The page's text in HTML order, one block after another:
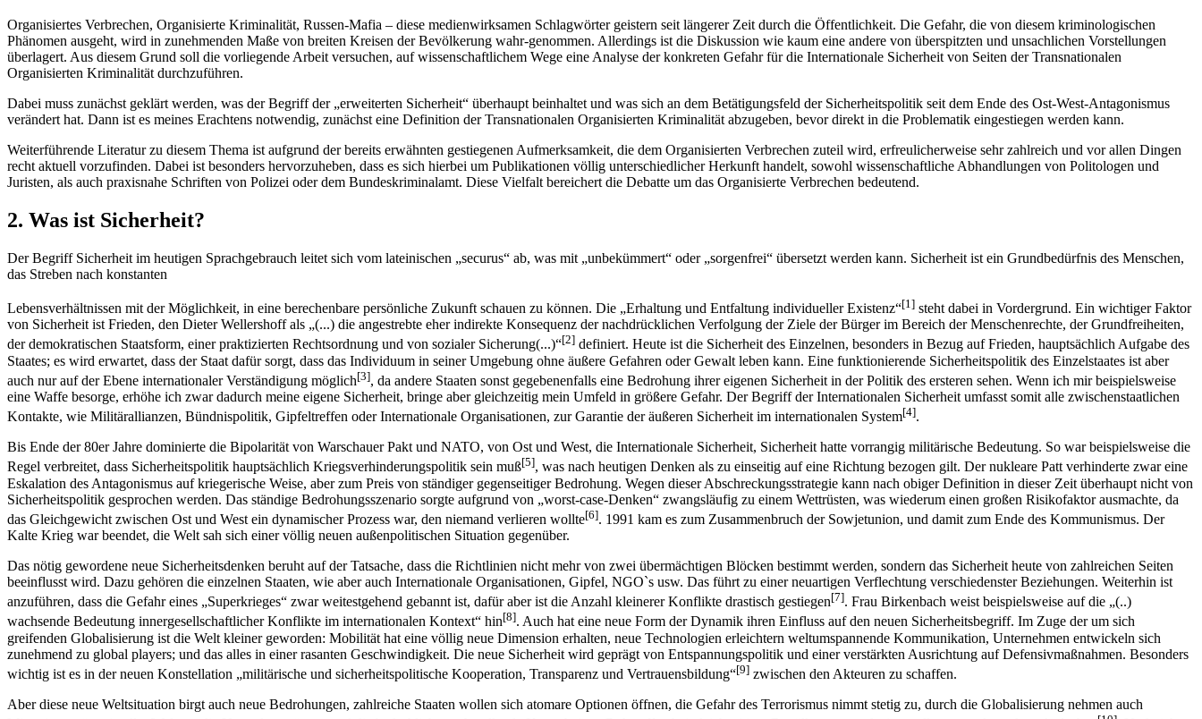
Organisiertes Verbrechen, Organisierte Kriminalität, Russen-Mafia – diese medienwirksamen Schlagwörter geistern seit längerer Zeit durch die Öffentlichkeit. Die Gefahr, die von diesem kriminologischen
Phänomen ausgeht, wird in zunehmenden Maße von breiten Kreisen der Bevölkerung wahr-genommen. Allerdings ist die Diskussion wie kaum eine andere von überspitzten und unsachlichen Vorstellungen
überlagert. Aus diesem Grund soll die vorliegende Arbeit versuchen, auf wissenschaftlichem Wege eine Analyse der konkreten Gefahr für die Internationale Sicherheit von Seiten der Transnationalen
Organisierten Kriminalität durchzuführen.
Dabei muss zunächst geklärt werden, was der Begriff der „erweiterten Sicherheit“ überhaupt beinhaltet und was sich an dem Betätigungsfeld der Sicherheitspolitik seit dem Ende des Ost-West-Antagonismus
verändert hat. Dann ist es meines Erachtens notwendig, zunächst eine Definition der Transnationalen Organisierten Kriminalität abzugeben, bevor direkt in die Problematik eingestiegen werden kann.
Weiterführende Literatur zu diesem Thema ist aufgrund der bereits erwähnten gestiegenen Aufmerksamkeit, die dem Organisierten Verbrechen zuteil wird, erfreulicherweise sehr zahlreich und vor allen Dingen
recht aktuell vorzufinden. Dabei ist besonders hervorzuheben, dass es sich hierbei um Publikationen völlig unterschiedlicher Herkunft handelt, sowohl wissenschaftliche Abhandlungen von Politologen und
Juristen, als auch praxisnahe Schriften von Polizei oder dem Bundeskriminalamt. Diese Vielfalt bereichert die Debatte um das Organisierte Verbrechen bedeutend.
2. Was ist Sicherheit?
Der Begriff Sicherheit im heutigen Sprachgebrauch leitet sich vom lateinischen „securus“ ab, was mit „unbekümmert“ oder „sorgenfrei“ übersetzt werden kann. Sicherheit ist ein Grundbedürfnis des Menschen,
das Streben nach konstanten
Lebensverhältnissen mit der Möglichkeit, in eine berechenbare persönliche Zukunft schauen zu können. Die „Erhaltung und Entfaltung individueller Existenz“[1] steht dabei in Vordergrund. Ein wichtiger Faktor
von Sicherheit ist Frieden, den Dieter Wellershoff als „(...) die angestrebte eher indirekte Konsequenz der nachdrücklichen Verfolgung der Ziele der Bürger im Bereich der Menschenrechte, der Grundfreiheiten,
der demokratischen Staatsform, einer praktizierten Rechtsordnung und von sozialer Sicherung(...)“[2] definiert. Heute ist die Sicherheit des Einzelnen, besonders in Bezug auf Frieden, hauptsächlich Aufgabe des
Staates; es wird erwartet, dass der Staat dafür sorgt, dass das Individuum in seiner Umgebung ohne äußere Gefahren oder Gewalt leben kann. Eine funktionierende Sicherheitspolitik des Einzelstaates ist aber
auch nur auf der Ebene internationaler Verständigung möglich[3], da andere Staaten sonst gegebenenfalls eine Bedrohung ihrer eigenen Sicherheit in der Politik des ersteren sehen. Wenn ich mir beispielsweise
eine Waffe besorge, erhöhe ich zwar dadurch meine eigene Sicherheit, bringe aber gleichzeitig mein Umfeld in größere Gefahr. Der Begriff der Internationalen Sicherheit umfasst somit alle zwischenstaatlichen
Kontakte, wie Militärallianzen, Bündnispolitik, Gipfeltreffen oder Internationale Organisationen, zur Garantie der äußeren Sicherheit im internationalen System[4].
Bis Ende der 80er Jahre dominierte die Bipolarität von Warschauer Pakt und NATO, von Ost und West, die Internationale Sicherheit, Sicherheit hatte vorrangig militärische Bedeutung. So war beispielsweise die
Regel verbreitet, dass Sicherheitspolitik hauptsächlich Kriegsverhinderungspolitik sein muß[5], was nach heutigen Denken als zu einseitig auf eine Richtung bezogen gilt. Der nukleare Patt verhinderte zwar eine
Eskalation des Antagonismus auf kriegerische Weise, aber zum Preis von ständiger gegenseitiger Bedrohung. Wegen dieser Abschreckungsstrategie kann nach obiger Definition in dieser Zeit überhaupt nicht von
Sicherheitspolitik gesprochen werden. Das ständige Bedrohungsszenario sorgte aufgrund von „worst-case-Denken“ zwangsläufig zu einem Wettrüsten, was wiederum einen großen Risikofaktor ausmachte, da
das Gleichgewicht zwischen Ost und West ein dynamischer Prozess war, den niemand verlieren wollte[6]. 1991 kam es zum Zusammenbruch der Sowjetunion, und damit zum Ende des Kommunismus. Der
Kalte Krieg war beendet, die Welt sah sich einer völlig neuen außenpolitischen Situation gegenüber.
Das nötig gewordene neue Sicherheitsdenken beruht auf der Tatsache, dass die Richtlinien nicht mehr von zwei übermächtigen Blöcken bestimmt werden, sondern das Sicherheit heute von zahlreichen Seiten
beeinflusst wird. Dazu gehören die einzelnen Staaten, wie aber auch Internationale Organisationen, Gipfel, NGO`s usw. Das führt zu einer neuartigen Verflechtung verschiedenster Beziehungen. Weiterhin ist
anzuführen, dass die Gefahr eines „Superkrieges“ zwar weitestgehend gebannt ist, dafür aber ist die Anzahl kleinerer Konflikte drastisch gestiegen[7]. Frau Birkenbach weist beispielsweise auf die „(..)
wachsende Bedeutung innergesellschaftlicher Konflikte im internationalen Kontext“ hin[8]. Auch hat eine neue Form der Dynamik ihren Einfluss auf den neuen Sicherheitsbegriff. Im Zuge der um sich
greifenden Globalisierung ist die Welt kleiner geworden: Mobilität hat eine völlig neue Dimension erhalten, neue Technologien erleichtern weltumspannende Kommunikation, Unternehmen entwickeln sich
zunehmend zu global players; und das alles in einer rasanten Geschwindigkeit. Die neue Sicherheit wird geprägt von Entspannungspolitik und einer verstärkten Ausrichtung auf Defensivmaßnahmen. Besonders
wichtig ist es in der neuen Konstellation „militärische und sicherheitspolitische Kooperation, Transparenz und Vertrauensbildung“[9] zwischen den Akteuren zu schaffen.
Aber diese neue Weltsituation birgt auch neue Bedrohungen, zahlreiche Staaten wollen sich atomare Optionen öffnen, die Gefahr des Terrorismus nimmt stetig zu, durch die Globalisierung nehmen auch